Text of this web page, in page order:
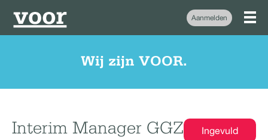
Aanmelden
Wij zijn VOOR.
Ingevuld
Interim Manager GGZ